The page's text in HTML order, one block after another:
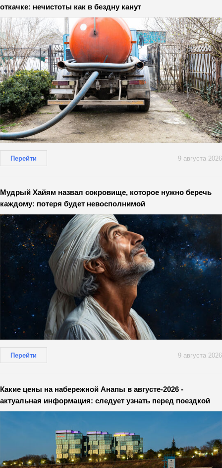
откачке: нечистоты как в бездну канут
Перейти 9 августа 2026
Мудрый Хайям назвал сокровище, которое нужно беречь
каждому: потеря будет невосполнимой
Перейти 9 августа 2026
Какие цены на набережной Анапы в августе-2026 -
актуальная информация: следует узнать перед поездкой